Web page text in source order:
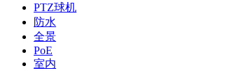
PTZ球机
防水
全景
PoE
室内